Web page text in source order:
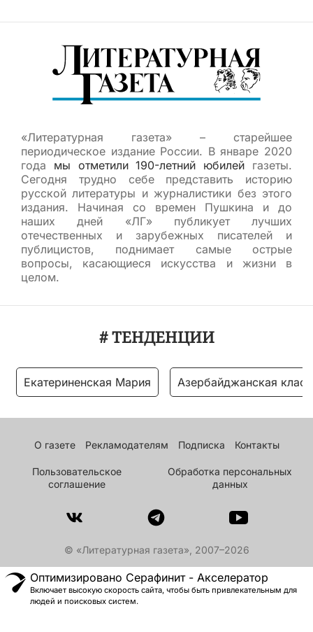
«Литературная газета» – старейшее
периодическое издание России. В январе 2020
года мы отметили 190-летний юбилей газеты.
Сегодня трудно себе представить историю
русской литературы и журналистики без этого
издания. Начиная со времен Пушкина и до
наших дней «ЛГ» публикует лучших
отечественных и зарубежных писателей и
публицистов, поднимает самые острые
вопросы, касающиеся искусства и жизни в
целом.
# ТЕНДЕНЦИИ
Екатериненская Мария Азербайджанская
О газете Рекламодателям Подписка Контакты
Пользовательское
соглашение
Обработка персональных
данных
© «Литературная газета», 2007–2026
Оптимизировано Серафинит - Акселератор
Включает высокую скорость сайта, чтобы быть привлекательным для
людей и поисковых систем.